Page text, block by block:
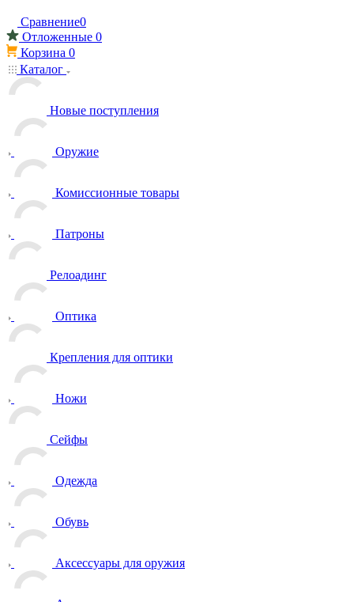
Сравнение0
Отложенные 0
Корзина 0
Каталог
Новые поступления
Оружие
Комиссионные товары
Патроны
Релоадинг
Оптика
Крепления для оптики
Ножи
Сейфы
Одежда
Обувь
Аксессуары для оружия